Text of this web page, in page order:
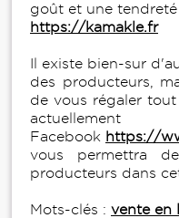
goût et une tendreté
https://kamakle.fr
Il existe bien-sur
des producteurs,
de vous régaler
Facebook https://
vous permettra
producteurs dans
Mots-clés : vente en